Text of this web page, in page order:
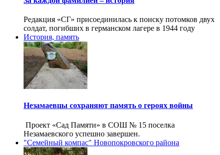
Редакция «СГ» присоединилась к поиску потомков двух
солдат, погибших в германском лагере в 1944 году
История, память
Незамаевцы сохраняют память о героях войны
Проект «Сад Памяти» в СОШ № 15 поселка
Незамаевского успешно завершен.
"Семейный компас" Новопокровского района